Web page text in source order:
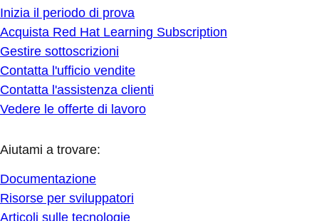
Inizia il periodo di prova
Acquista Red Hat Learning Subscription
Gestire sottoscrizioni
Contatta l'ufficio vendite
Contatta l'assistenza clienti
Vedere le offerte di lavoro
Aiutami a trovare:
Documentazione
Risorse per sviluppatori
Articoli sulle tecnologie